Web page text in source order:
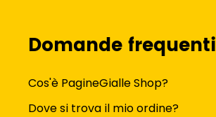
Domande frequenti
Cos'è PagineGialle Shop?
Dove si trova il mio ordine?